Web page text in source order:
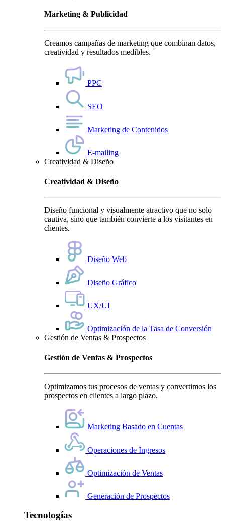
Marketing & Publicidad
Creamos campañas de marketing que combinan datos,
creatividad y resultados medibles.
PPC
SEO
Marketing de Contenidos
E-mailing
Creatividad & Diseño
Creatividad & Diseño
Diseño funcional y visualmente atractivo que no solo
cautiva, sino que también convierte a los visitantes en
clientes.
Diseño Web
Diseño Gráfico
UX/UI
Optimización de la Tasa de Conversión
Gestión de Ventas & Prospectos
Gestión de Ventas & Prospectos
Optimizamos tus procesos de ventas y convertimos los
prospectos en clientes a largo plazo.
Marketing Basado en Cuentas
Operaciones de Ingresos
Optimización de Ventas
Generación de Prospectos
Tecnologías